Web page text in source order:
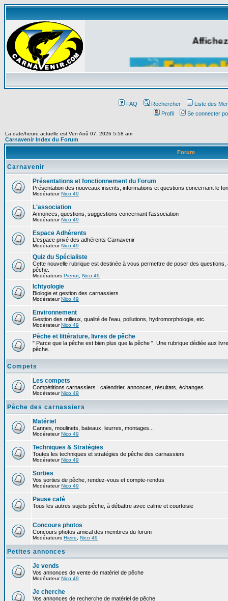
FAQ Rechercher
Liste des
Profil
Se connecter
La date/heure actuelle est Ven Aoû 07, 2026 5:58 am
Carnavenir Index du Forum
Forum
Carnavenir
Présentations et fonctionnement du Forum
Présentation des nouveaux inscrits, informations et questions concernant le
ModérateurNico 49
L'association
Annonces, questions, suggestions concernant l'association
ModérateurNico 49
Espace Adhérents
L'espace privé des adhérents Carnavenir
ModérateurNico 49
Quiz du Spécialiste
Cette nouvelle rubrique est destinée à vous permettre de poser des
pêche.
Modérateurs Pierrot Nico 49
Ichtyologie
Biologie et gestion des carnassiers
ModérateurNico 49
Environnement
Gestion des milieux, qualité de l'eau, pollutions, hydromorphologie, etc.
ModérateurNico 49
Pêche et littérature, livres de pêche
" Parce que la pêche est bien plus que la pêche ". Une rubrique dédiée aux
pêche.
Compets
Les compets
Compétitions carnassiers : calendrier, annonces, résultats, échanges
ModérateurNico 49
Pêche des carnassiers
Matériel
Cannes, moulinets, bateaux, leurres, montages...
ModérateurNico 49
Techniques & Stratégies
Toutes les techniques et stratégies de pêche des carnassiers
ModérateurNico 49
Sorties
Vos sorties de pêche, rendez-vous et compte-rendus
ModérateurNico 49
Pause café
Tous les autres sujets pêche, à débattre avec calme et courtoisie
Concours photos
Concours photos amical des membres du forum
Modérateurs Hieire Nico 49
Petites annonces
Je vends
Vos annonces de vente de matériel de pêche
ModérateurNico 49
Je cherche
Vos annonces de recherche de matériel de pêche